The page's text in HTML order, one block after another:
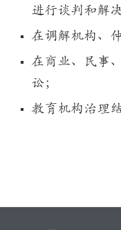
进行谈判和解决
在调解机构、
在商业、民事
讼；
教育机构治理